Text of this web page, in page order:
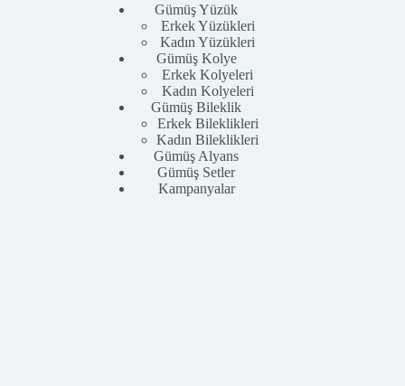
Gümüş Yüzük
Erkek Yüzükleri
Kadın Yüzükleri
Gümüş Kolye
Erkek Kolyeleri
Kadın Kolyeleri
Gümüş Bileklik
Erkek Bileklikleri
Kadın Bileklikleri
Gümüş Alyans
Gümüş Setler
Kampanyalar